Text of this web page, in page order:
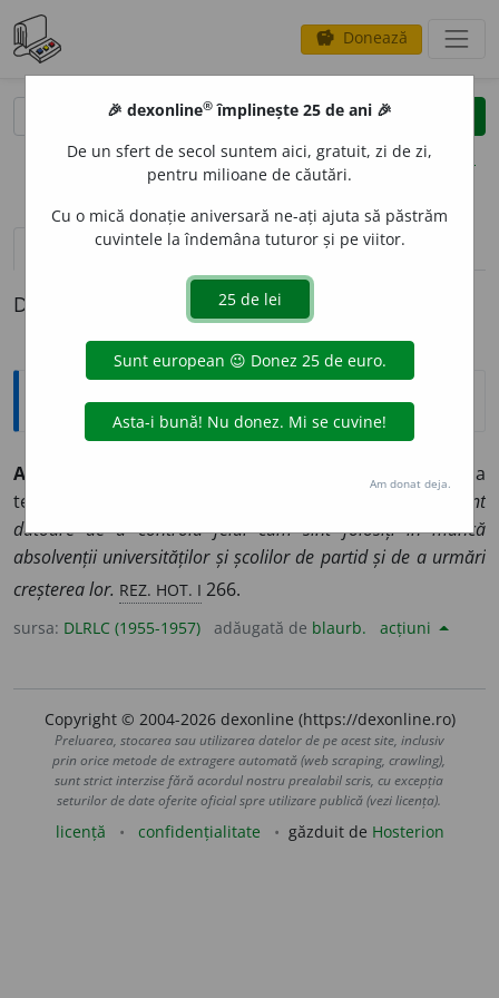
savings Donează
clear
opțiuni
definiții (1) pronunțievolume_up (50)
Definiția cu ID-ul 889371:
Explicative DEX
ABSOLV
Persoană care a
terminat un ciclu de învățămînt.
Comitetele de partid sînt
datoare de a controla felul cum sînt folosiți în muncă
absolvenții universităților și școlilor de partid și de a urmări
creșterea lor. REZ. HOT. I 266.
sursa: DLRLC (1955-1957) adăugată de blaurb. acțiuni
Copyright © 2004-2026 dexonline (https://dexonline.ro)
Preluarea, stocarea sau utilizarea datelor de pe acest site, inclusiv
prin orice metode de extragere automată (web scraping, crawling),
sunt strict interzise fără acordul nostru prealabil scris, cu excepția
seturilor de date oferite oficial spre utilizare publică (vezi licența).
licență confidențialitate găzduit de Hosterion
🎉 dexonline® împlinește 25 de ani 🎉
De un sfert de secol suntem aici, gratuit, zi de zi,
pentru milioane de căutări.
Cu o mică donație aniversară ne-ați ajuta să păstrăm
cuvintele la îndemâna tuturor și pe viitor.
Am donat deja.